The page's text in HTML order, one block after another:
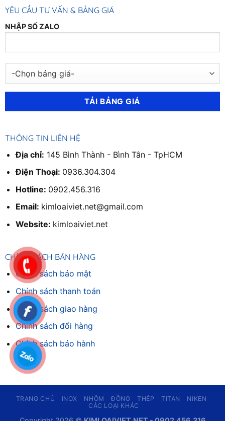
316
YÊU CẦU TƯ VẤN & BẢNG GIÁ
NHẬP SỐ ZALO
THÔNG TIN LIÊN HỆ
Địa chỉ: 145 Bình Thành - Bình Tân - TpHCM
Điện Thoại: 0936.304.304
Hotline: 0902.456.316
Email: kimloaiviet.net@gmail.com
Website: kimloaiviet.net
CHÍNH SÁCH BÁN HÀNG
Chính sách bảo mật
Chính sách thanh toán
Chính sách giao hàng
Chinh sách đổi hàng
Chính sách bảo hành
TRANG CHỦ INOX NHÔM ĐỒNG THÉP TITAN
NIKEN
CÁC LOẠI KHÁC